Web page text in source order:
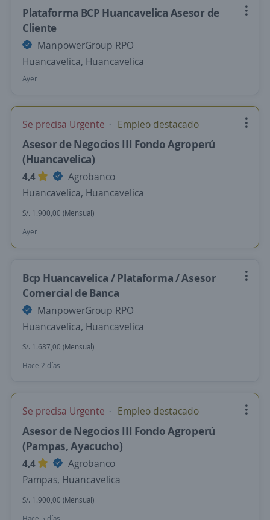
Plataforma BCP Huancavelica Asesor de
Cliente
ManpowerGroup RPO
Huancavelica, Huancavelica
Ayer
Se precisa Urgente Empleo destacado
Asesor de Negocios III Fondo Agroperú
(Huancavelica)
4,4
Agrobanco
Huancavelica, Huancavelica
S/. 1.900,00 (Mensual)
Ayer
Bcp Huancavelica / Plataforma / Asesor
Comercial de Banca
ManpowerGroup RPO
Huancavelica, Huancavelica
S/. 1.687,00 (Mensual)
Hace 2 días
Se precisa Urgente Empleo destacado
Asesor de Negocios III Fondo Agroperú
(Pampas, Ayacucho)
4,4
Agrobanco
Pampas, Huancavelica
S/. 1.900,00 (Mensual)